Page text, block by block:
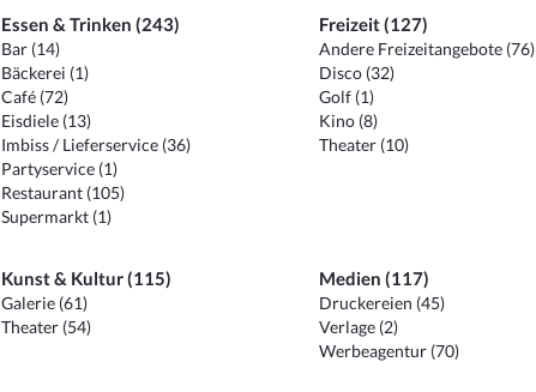
Essen & Trinken (243)
Bar (14)
Bäckerei (1)
Café (72)
Eisdiele (13)
Imbiss / Lieferservice (36)
Partyservice (1)
Restaurant (105)
Supermarkt (1)
Freizeit (127)
Andere Freizeitangebote (76)
Disco (32)
Golf (1)
Kino (8)
Theater (10)
Kunst & Kultur (115)
Galerie (61)
Theater (54)
Medien (117)
Druckereien (45)
Verlage (2)
Werbeagentur (70)